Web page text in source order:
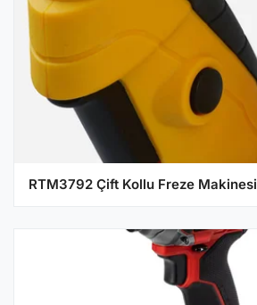
RTM3792 Çift Kollu Freze Makinesi